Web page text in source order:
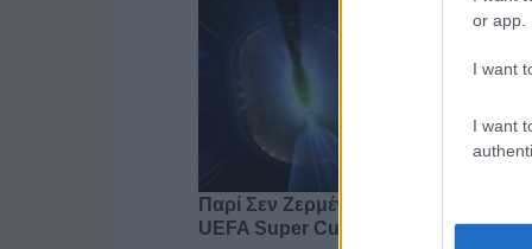
or app.
I want
I want
Παρί Σεν Ζερμέν -Άστον Βίλα για το
UEFA Super Cup στο Mega